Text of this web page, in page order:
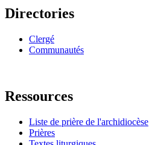
Directories
Clergé
Communautés
Ressources
Liste de prière de l'archidiocèse
Prières